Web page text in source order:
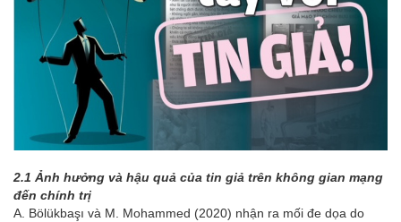
2.1 Ảnh hưởng và hậu quả của tin giả trên không gian mạng
đến chính trị
A. Bölükbaşı và M. Mohammed (2020) nhận ra mối đe dọa do